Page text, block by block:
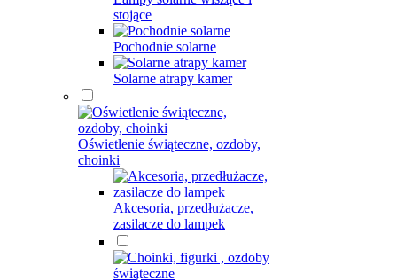
stojące
Pochodnie solarne
Solarne atrapy kamer
Oświetlenie świąteczne, ozdoby,
choinki
Akcesoria, przedłużacze,
zasilacze do lampek